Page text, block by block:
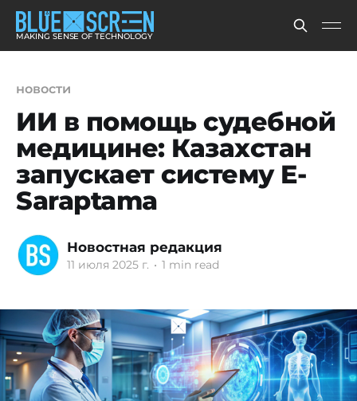
MAKING SENSE OF TECHNOLOGY
новости
ИИ в помощь судебной
медицине: Казахстан
запускает систему E-
Saraptama
Новостная редакция
11 июля 2025 г. • 1 min read